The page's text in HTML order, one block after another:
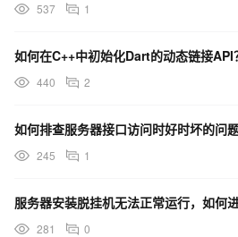
537 1
如何在C++中初始化Dart的动态链接API
440 2
如何排查服务器接口访问时好时坏的问题
245 1
服务器安装脱挂机无法正常运行，如何
281 0